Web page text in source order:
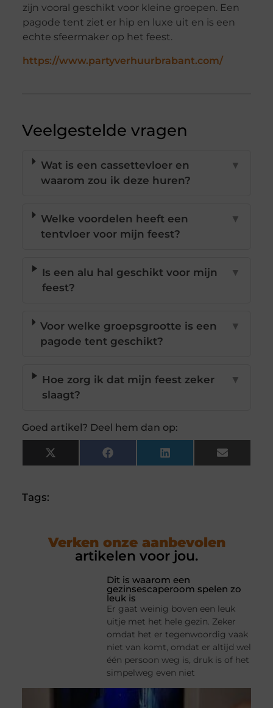
zijn vooral geschikt voor kleine groepen. Een
pagode tent ziet er hip en luxe uit en is een
echte sfeermaker op het feest.
https://www.partyverhuurbrabant.com/
Veelgestelde vragen
Wat is een cassettevloer en
waarom zou ik deze huren?
▼
Welke voordelen heeft een
tentvloer voor mijn feest?
▼
Is een alu hal geschikt voor mijn
feest?
▼
Voor welke groepsgrootte is een
pagode tent geschikt?
▼
Hoe zorg ik dat mijn feest zeker
slaagt?
▼
Goed artikel? Deel hem dan op:
X
(Twitter)
Facebook LinkedIn Email
Tags:
Verken onze aanbevolen
artikelen voor jou.
Dit is waarom een
gezinsescaperoom spelen zo
leuk is
Er gaat weinig boven een leuk
uitje met het hele gezin. Zeker
omdat het er tegenwoordig vaak
niet van komt, omdat er altijd wel
één persoon weg is, druk is of het
simpelweg even niet